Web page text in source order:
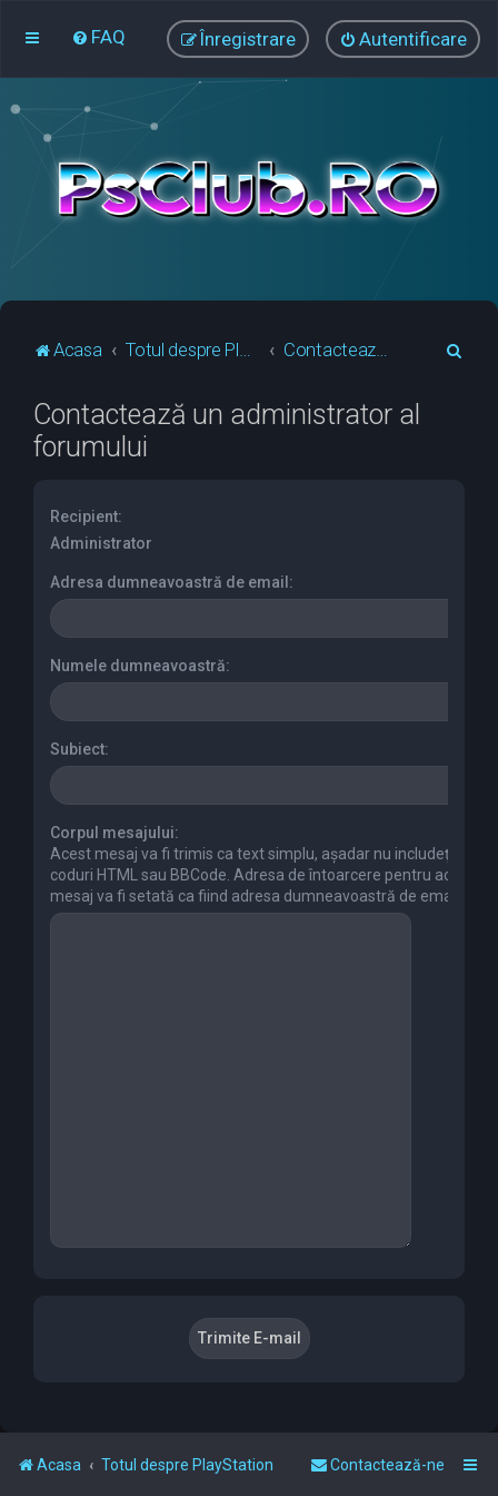
FAQ Autentificare
Înregistrare
Acasa Totul despre PlayStation Contactează un administrator al forumului
Contactează un administrator al
forumului
Recipient:
Administrator
Adresa dumneavoastră de email:
Numele dumneavoastră:
Subiect:
Corpul mesajului:
Acest mesaj va fi trimis ca text simplu, aşadar nu includeţi
coduri HTML sau BBCode. Adresa de întoarcere pentru acest
mesaj va fi setată ca fiind adresa dumneavoastră de email.
Acasa Totul despre PlayStation Contactează-ne